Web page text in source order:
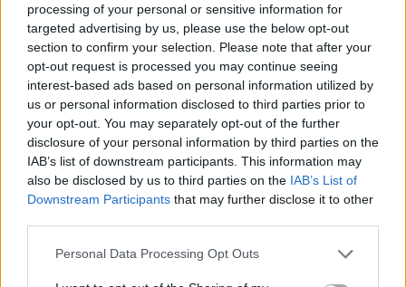
processing of your personal or sensitive information for
targeted advertising by us, please use the below opt-out
section to confirm your selection. Please note that after your
opt-out request is processed you may continue seeing
interest-based ads based on personal information utilized by
us or personal information disclosed to third parties prior to
your opt-out. You may separately opt-out of the further
disclosure of your personal information by third parties on the
IAB’s list of downstream participants. This information may
also be disclosed by us to third parties on the IAB’s List of
Downstream Participants that may further disclose it to other
Personal Data Processing Opt Outs
“Vieniems tai nemalonu, kiti mano turį atilkti
paskutinę pareigą mirusiajam. Tikriausiai tai
kažkas panašaus į žemės grumstų užmetimą
ant karsto – savitas būdas pasakyti
paskutinįjį “atsiprašau”, - pasakoja laidojimo
namų atstovas.
Mirties pėdsakas